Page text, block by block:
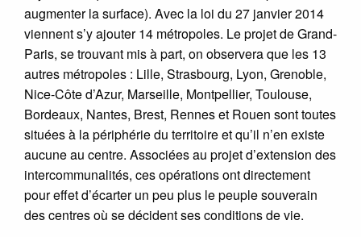
augmenter la surface). Avec la loi du 27 janvier 2014
viennent s’y ajouter 14 métropoles. Le projet de Grand-
Paris, se trouvant mis à part, on observera que les 13
autres métropoles : Lille, Strasbourg, Lyon, Grenoble,
Nice-Côte d’Azur, Marseille, Montpellier, Toulouse,
Bordeaux, Nantes, Brest, Rennes et Rouen sont toutes
situées à la périphérie du territoire et qu’il n’en existe
aucune au centre. Associées au projet d’extension des
intercommunalités, ces opérations ont directement
pour effet d’écarter un peu plus le peuple souverain
des centres où se décident ses conditions de vie.